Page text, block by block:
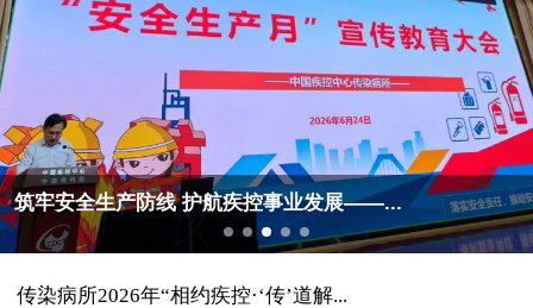
筑牢安全生产防线 护航疾控事业发展——...
传染病所2026年“相约疾控·‘传’道解...